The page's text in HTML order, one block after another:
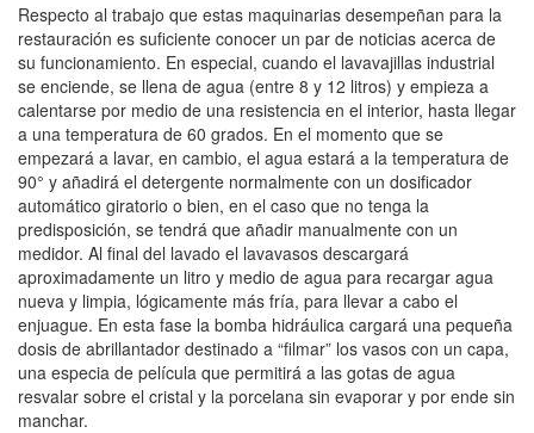
Respecto al trabajo que estas maquinarias desempeñan para la
restauración es suficiente conocer un par de noticias acerca de
su funcionamiento. En especial, cuando el lavavajillas industrial
se enciende, se llena de agua (entre 8 y 12 litros) y empieza a
calentarse por medio de una resistencia en el interior, hasta llegar
a una temperatura de 60 grados. En el momento que se
empezará a lavar, en cambio, el agua estará a la temperatura de
90° y añadirá el detergente normalmente con un dosificador
automático giratorio o bien, en el caso que no tenga la
predisposición, se tendrá que añadir manualmente con un
medidor. Al final del lavado el lavavasos descargará
aproximadamente un litro y medio de agua para recargar agua
nueva y limpia, lógicamente más fría, para llevar a cabo el
enjuague. En esta fase la bomba hidráulica cargará una pequeña
dosis de abrillantador destinado a “filmar” los vasos con un capa,
una especia de película que permitirá a las gotas de agua
resvalar sobre el cristal y la porcelana sin evaporar y por ende sin
manchar.